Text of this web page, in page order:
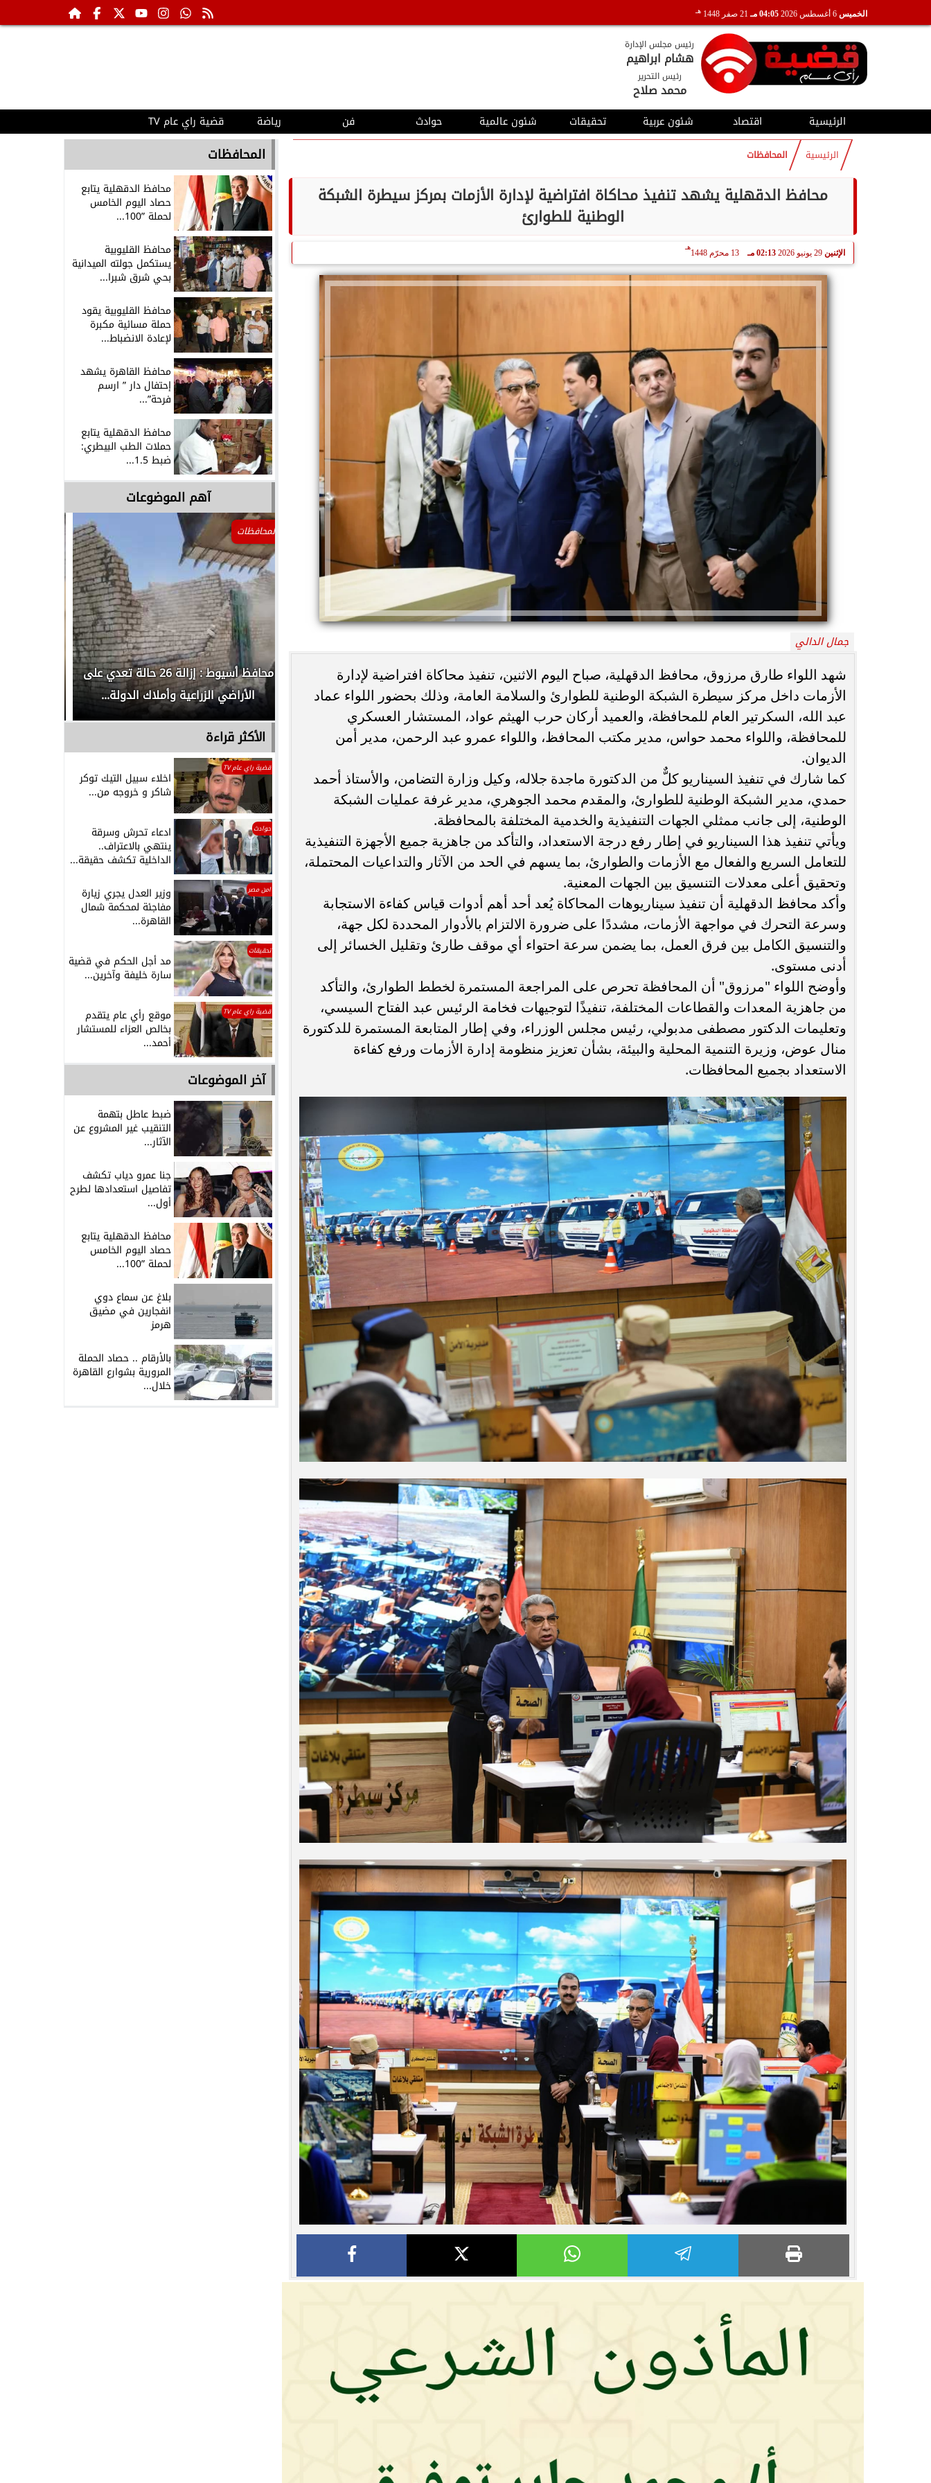
الخميس 04:05 مـ 21 صفر 1448 هـ
رئيس مجلس الإدارة
هشام ابراهيم
رئيس التحرير
محمد صلاح
الرئيسية اقتصاد شئون عربية تحقيقات شئون عالمية حوادث فن رياضة قضية راي عام TV
الرئيسية المحافظات
محافظ الدقهلية يشهد تنفيذ محاكاة افتراضية لإدارة الأزمات بمركز سيطرة الشبكة
الوطنية للطوارئ
الإثنين 29 يونيو 2026 02:13 مـ 13 محرّم 1448
هـ
جمال الدالي
شهد اللواء طارق مرزوق، محافظ الدقهلية، صباح اليوم الاثنين، تنفيذ محاكاة افتراضية لإدارة
الأزمات داخل مركز سيطرة الشبكة الوطنية للطوارئ والسلامة العامة، وذلك بحضور اللواء عماد
عبد الله، السكرتير العام للمحافظة، والعميد أركان حرب الهيثم عواد، المستشار العسكري
للمحافظة، واللواء محمد حواس، مدير مكتب المحافظ، واللواء عمرو عبد الرحمن، مدير أمن
الديوان.
كما شارك في تنفيذ السيناريو كلٌّ من الدكتورة ماجدة جلاله، وكيل وزارة التضامن، والأستاذ أحمد
حمدي، مدير الشبكة الوطنية للطوارئ، والمقدم محمد الجوهري، مدير غرفة عمليات الشبكة
الوطنية، إلى جانب ممثلي الجهات التنفيذية والخدمية المختلفة بالمحافظة.
ويأتي تنفيذ هذا السيناريو في إطار رفع درجة الاستعداد، والتأكد من جاهزية جميع الأجهزة التنفيذية
للتعامل السريع والفعال مع الأزمات والطوارئ، بما يسهم في الحد من الآثار والتداعيات المحتملة،
وتحقيق أعلى معدلات التنسيق بين الجهات المعنية.
وأكد محافظ الدقهلية أن تنفيذ سيناريوهات المحاكاة يُعد أحد أهم أدوات قياس كفاءة الاستجابة
وسرعة التحرك في مواجهة الأزمات، مشددًا على ضرورة الالتزام بالأدوار المحددة لكل جهة،
والتنسيق الكامل بين فرق العمل، بما يضمن سرعة احتواء أي موقف طارئ وتقليل الخسائر إلى
أدنى مستوى.
وأوضح اللواء "مرزوق" أن المحافظة تحرص على المراجعة المستمرة لخطط الطوارئ، والتأكد
من جاهزية المعدات والقطاعات المختلفة، تنفيذًا لتوجيهات فخامة الرئيس عبد الفتاح السيسي،
وتعليمات الدكتور مصطفى مدبولي، رئيس مجلس الوزراء، وفي إطار المتابعة المستمرة للدكتورة
منال عوض، وزيرة التنمية المحلية والبيئة، بشأن تعزيز منظومة إدارة الأزمات ورفع كفاءة
الاستعداد بجميع المحافظات.
المحافظات
محافظ الدقهلية يتابع
حصاد اليوم الخامس
لحملة ”100...
محافظ القليوبية
يستكمل جولته الميدانية
بحي شرق شبرا...
محافظ القليوبية يقود
حملة مسائية مكبرة
لإعادة الانضباط...
محافظ القاهرة يشهد
إحتفال دار ” ارسم
فرحة”...
محافظ الدقهلية يتابع
حملات الطب البيطري:
ضبط 1.5...
آهم الموضوعات
رحلت في أثناء أداء رسالتها.. وفاة ممرضة
بمستشفى بني عبيد والأهالي ينعونها
محافظ القاهرة يعتمد جدول إمتحانات الدور
الثاني للعام الدراسي ٢٠٢٥...
محافظ أسيوط : إزالة 26 حالة تعدي على
الأراضي الزراعية وأملاك الدولة...
حوادث
الداخلية تكشف تفاصيل مشادة كلامية بين
رجل مسن وفتاة داخل إحدى...
الأكثر قراءة
قضية راي عام TV
اخلاء سبيل التيك توكر
شاكر و خروجه من...
حوادث ادعاء تحرش وسرقة
ينتهي بالاعتراف..
الداخلية تكشف حقيقة...
امن مصر وزير العدل يجري زيارة
مفاجئة لمحكمة شمال
القاهرة...
تحقيقات
مد أجل الحكم في قضية
سارة خليفة وآخرين...
قضية راي عام TV موقع رأي عام يتقدم
بخالص العزاء للمستشار
أحمد...
آخر الموضوعات
ضبط عاطل بتهمة
التنقيب غير المشروع عن
الآثار...
جنا عمرو دياب تكشف
تفاصيل استعدادها لطرح
أول...
محافظ الدقهلية يتابع
حصاد اليوم الخامس
لحملة ”100...
بلاغ عن سماع دوي
انفجارين في مضيق
هرمز
بالأرقام .. حصاد الحملة
المرورية بشوارع القاهرة
خلال...